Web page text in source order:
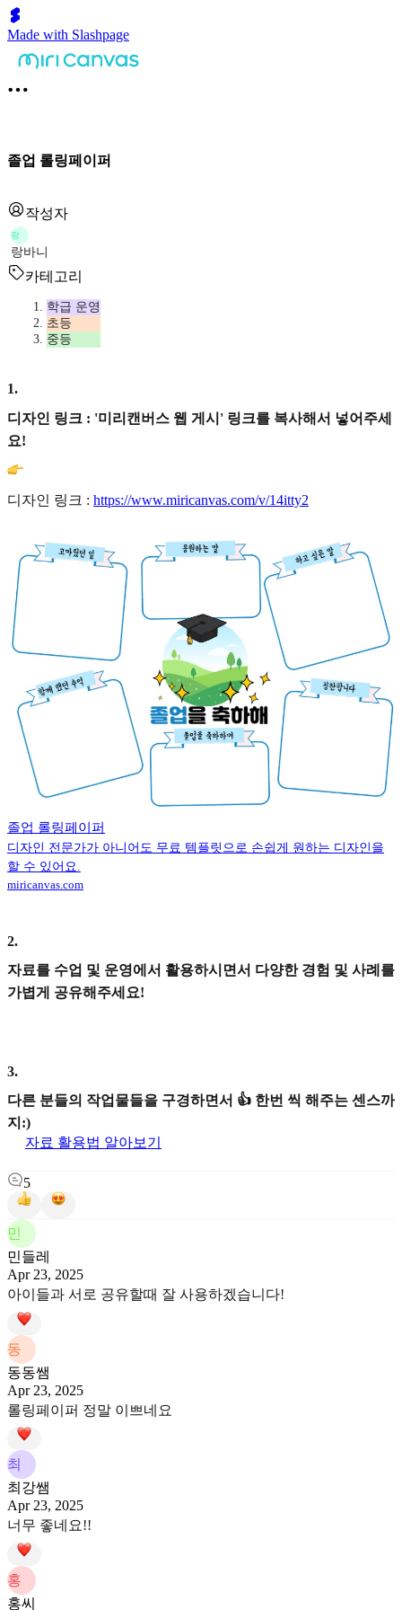
Made with Slashpage
졸업 롤링페이퍼
작성자
랑
랑바니
카테고리
학급 운영
초등
중등
1.
디자인 링크 : '미리캔버스 웹 게시' 링크를 복사해서 넣어주세
요!
디자인 링크 : https://www.miricanvas.com/v/14itty2
졸업 롤링페이퍼
디자인 전문가가 아니어도 무료 템플릿으로 손쉽게 원하는 디자인을
할 수 있어요.
miricanvas.com
2.
자료를 수업 및 운영에서 활용하시면서 다양한 경험 및 사례를
가볍게 공유해주세요!
3.
다른 분들의 작업물들을 구경하면서 👍 한번 씩 해주는 센스까
지:)
자료 활용법 알아보기
5
민
민들레
Apr 23, 2025
아이들과 서로 공유할때 잘 사용하겠습니다!
동
동동쌤
Apr 23, 2025
롤링페이퍼 정말 이쁘네요
최
최강쌤
Apr 23, 2025
너무 좋네요!!
홍
홍씨